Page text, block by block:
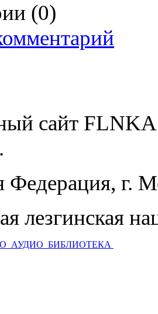
(0)
сайт
Федерация, г.
лезгинская
АУДИО БИБЛИОТЕКА